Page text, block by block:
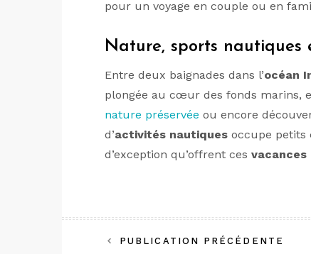
pour un voyage en couple ou en
Nature, sports nautiques
Entre deux baignades dans l’océan
plongée au cœur des fonds marins,
nature préservée ou encore
d’activités nautiques occupe petits
d’exception qu’offrent ces vacances
Navigation
PUBLICATION PRÉCÉDENTE